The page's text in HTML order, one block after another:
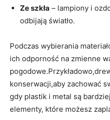
Ze szkła – lampiony i
odbijają światło.
Podczas wybierania
ich odporność na zmienne
konserwacji,aby zachować
gdy plastik i metal są
elementy, które możesz